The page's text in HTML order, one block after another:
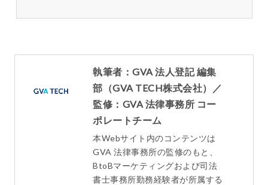
執筆者：GVA 法人登記 編集
部（GVA TECH株式会社）／
監修：GVA 法律事務所 コー
ポレートチーム
本Webサイト内のコンテンツは
GVA 法律事務所の監修のもと、
BtoBマーケティングおよび司法
書士事務所勤務経験者が所属する